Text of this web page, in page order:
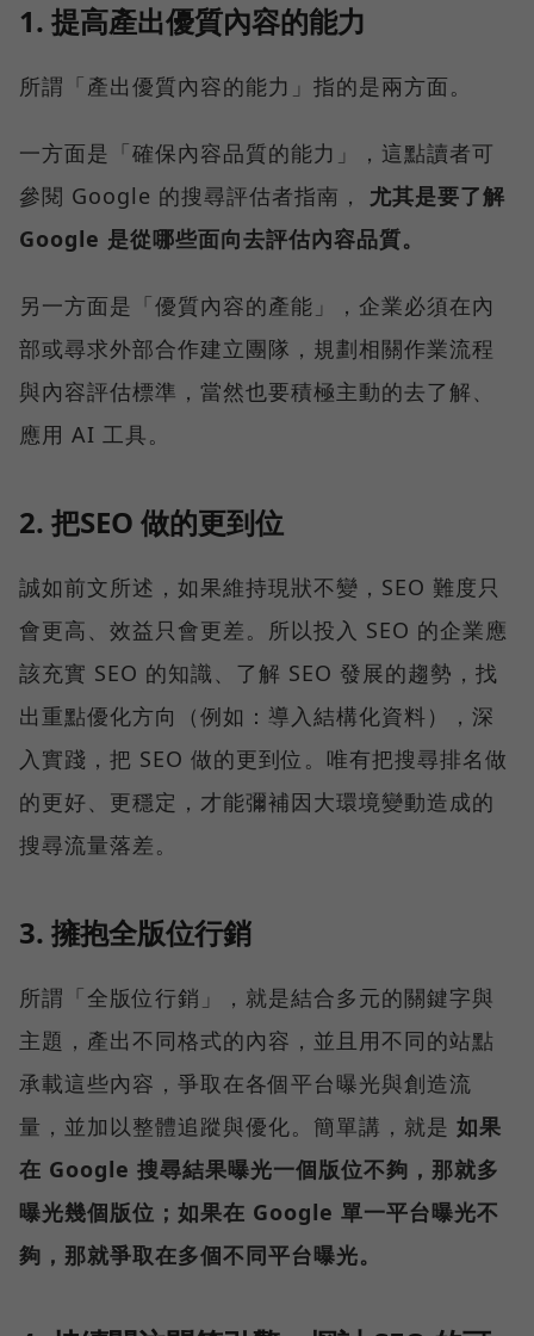
1. 提高產出優質內容的能力
所謂「產出優質內容的能力」指的是兩方面。
一方面是「確保內容品質的能力」，這點讀者可
參閱 Google 的搜尋評估者指南， 尤其是要了解
Google 是從哪些面向去評估內容品質。
另一方面是「優質內容的產能」，企業必須在內
部或尋求外部合作建立團隊，規劃相關作業流程
與內容評估標準，當然也要積極主動的去了解、
應用 AI 工具。
2. 把SEO 做的更到位
誠如前文所述，如果維持現狀不變，SEO 難度只
會更高、效益只會更差。所以投入 SEO 的企業應
該充實 SEO 的知識、了解 SEO 發展的趨勢，找
出重點優化方向（例如：導入結構化資料），深
入實踐，把 SEO 做的更到位。唯有把搜尋排名做
的更好、更穩定，才能彌補因大環境變動造成的
搜尋流量落差。
3. 擁抱全版位行銷
所謂「全版位行銷」，就是結合多元的關鍵字與
主題，產出不同格式的內容，並且用不同的站點
承載這些內容，爭取在各個平台曝光與創造流
量，並加以整體追蹤與優化。簡單講，就是 如果
在 Google 搜尋結果曝光一個版位不夠，那就多
曝光幾個版位；如果在 Google 單一平台曝光不
夠，那就爭取在多個不同平台曝光。